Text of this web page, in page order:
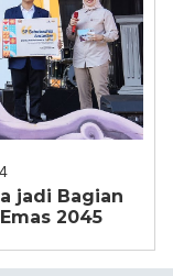
jadi Bagian
2045